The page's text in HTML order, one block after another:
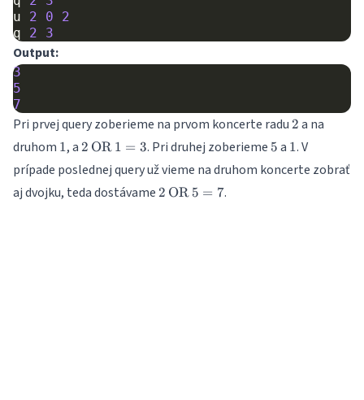
u
2 0
2
q
2 3
Output:
3
5
7
Pri prvej query zoberieme na prvom koncerte radu 2
2 a na
druhom 1
1, a 2
\operatorname{OR}
1 = 3
2 OR 1 = 3. Pri druhej zoberieme 5
5 a 1
1. V
prípade poslednej query už vieme na druhom koncerte zobrať
aj dvojku, teda dostávame 2
2 OR 5 = 7.